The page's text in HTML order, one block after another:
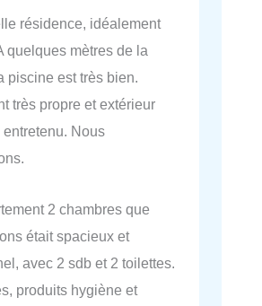
résidence, idéalement
quelques mètres de la
piscine est très bien.
très propre et extérieur
Nous
2 chambres que
était spacieux et
avec 2 sdb et 2 toilettes.
produits hygiène et